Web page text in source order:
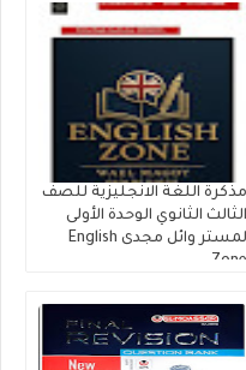
مذكرة اللغة الانجليزية للصف
الثالث الثانوي الوحدة الأولى
لمستر وائل مجدى English
Zone